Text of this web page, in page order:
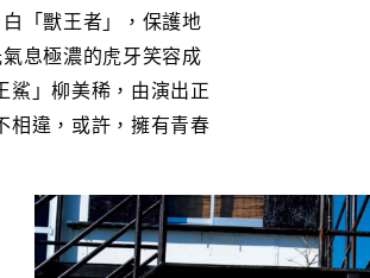
「獸王者」，保護地
息極濃的虎牙笑容成
鯊」柳美稀，由演出正
相違，或許，擁有青春